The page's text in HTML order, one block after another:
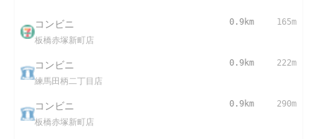
コンビニ
板橋赤塚新町店
0.9km 165m
コンビニ
練馬田柄二丁目店
0.9km 222m
コンビニ
板橋赤塚新町店
0.9km 290m